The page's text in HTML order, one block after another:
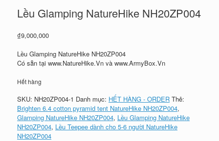
Lều Glamping NatureHike NH20ZP004
₫9,000,000
Lều Glamping NatureHike NH20ZP004
Có sẵn tại www.NatureHike.Vn và www.ArmyBox.Vn
Hết hàng
SKU: NH20ZP004-1 Danh mục: HẾT HÀNG - ORDER Thẻ:
Brighten 6.4 cotton pyramid tent NatureHike NH20ZP004,
Glamping NatureHike NH20ZP004, Lều Glamping NatureHike
NH20ZP004, Lều Teepee dành cho 5-6 người NatureHike
NH20ZP004